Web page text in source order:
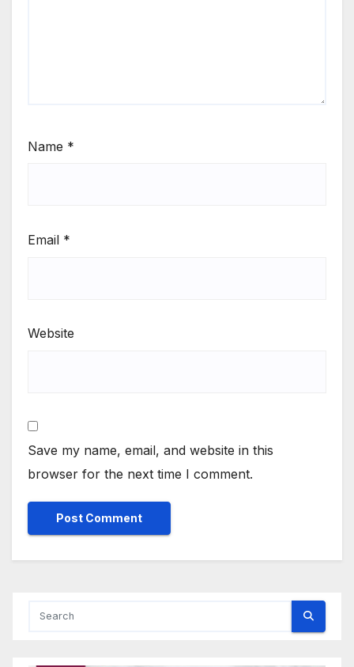
Name *
Email *
Website
Save my name, email, and website in this
browser for the next time I comment.